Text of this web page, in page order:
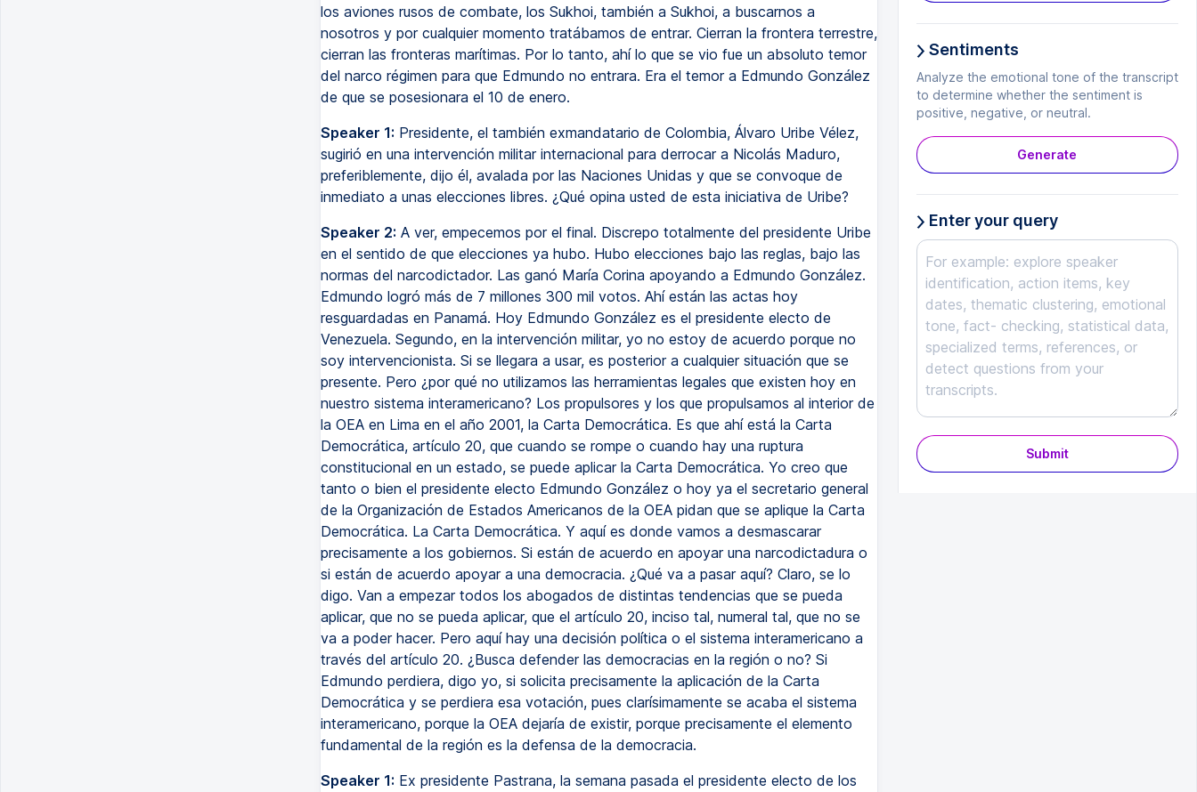
los aviones rusos de combate, los Sukhoi, también a Sukhoi, a buscarnos a
nosotros y por cualquier momento tratábamos de entrar. Cierran la frontera terrestre,
cierran las fronteras marítimas. Por lo tanto, ahí lo que se vio fue un absoluto temor
del narco régimen para que Edmundo no entrara. Era el temor a Edmundo González
de que se posesionara el 10 de enero.
Speaker 1: Presidente, el también exmandatario de Colombia, Álvaro Uribe Vélez,
sugirió en una intervención militar internacional para derrocar a Nicolás Maduro,
preferiblemente, dijo él, avalada por las Naciones Unidas y que se convoque de
inmediato a unas elecciones libres. ¿Qué opina usted de esta iniciativa de Uribe?
Speaker 2: A ver, empecemos por el final. Discrepo totalmente del presidente Uribe
en el sentido de que elecciones ya hubo. Hubo elecciones bajo las reglas, bajo las
normas del narcodictador. Las ganó María Corina apoyando a Edmundo González.
Edmundo logró más de 7 millones 300 mil votos. Ahí están las actas hoy
resguardadas en Panamá. Hoy Edmundo González es el presidente electo de
Venezuela. Segundo, en la intervención militar, yo no estoy de acuerdo porque no
soy intervencionista. Si se llegara a usar, es posterior a cualquier situación que se
presente. Pero ¿por qué no utilizamos las herramientas legales que existen hoy en
nuestro sistema interamericano? Los propulsores y los que propulsamos al interior de
la OEA en Lima en el año 2001, la Carta Democrática. Es que ahí está la Carta
Democrática, artículo 20, que cuando se rompe o cuando hay una ruptura
constitucional en un estado, se puede aplicar la Carta Democrática. Yo creo que
tanto o bien el presidente electo Edmundo González o hoy ya el secretario general
de la Organización de Estados Americanos de la OEA pidan que se aplique la Carta
Democrática. La Carta Democrática. Y aquí es donde vamos a desmascarar
precisamente a los gobiernos. Si están de acuerdo en apoyar una narcodictadura o
si están de acuerdo apoyar a una democracia. ¿Qué va a pasar aquí? Claro, se lo
digo. Van a empezar todos los abogados de distintas tendencias que se pueda
aplicar, que no se pueda aplicar, que el artículo 20, inciso tal, numeral tal, que no se
va a poder hacer. Pero aquí hay una decisión política o el sistema interamericano a
través del artículo 20. ¿Busca defender las democracias en la región o no? Si
Edmundo perdiera, digo yo, si solicita precisamente la aplicación de la Carta
Democrática y se perdiera esa votación, pues clarísimamente se acaba el sistema
interamericano, porque la OEA dejaría de existir, porque precisamente el elemento
fundamental de la región es la defensa de la democracia.
Speaker 1: Ex presidente Pastrana, la semana pasada el presidente electo de los
Sentiments
Analyze the emotional tone of the transcript
to determine whether the sentiment is
positive, negative, or neutral.
Generate
Enter your query
Submit